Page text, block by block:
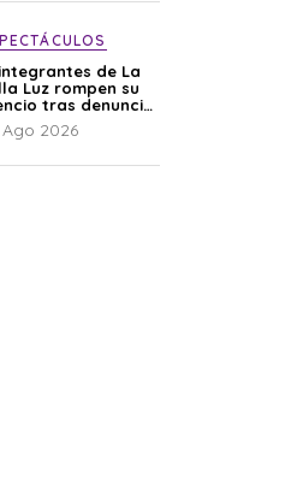
integrantes de La
Luz rompen su
tras denuncia
“Todo el
lo sabía”
2026